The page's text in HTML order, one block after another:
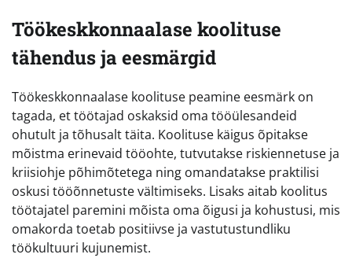
Töökeskkonnaalase koolituse
tähendus ja eesmärgid
Töökeskkonnaalase koolituse peamine eesmärk on
tagada, et töötajad oskaksid oma tööülesandeid
ohutult ja tõhusalt täita. Koolituse käigus õpitakse
mõistma erinevaid tööohte, tutvutakse riskiennetuse ja
kriisiohje põhimõtetega ning omandatakse praktilisi
oskusi tööõnnetuste vältimiseks. Lisaks aitab koolitus
töötajatel paremini mõista oma õigusi ja kohustusi, mis
omakorda toetab positiivse ja vastutustundliku
töökultuuri kujunemist.